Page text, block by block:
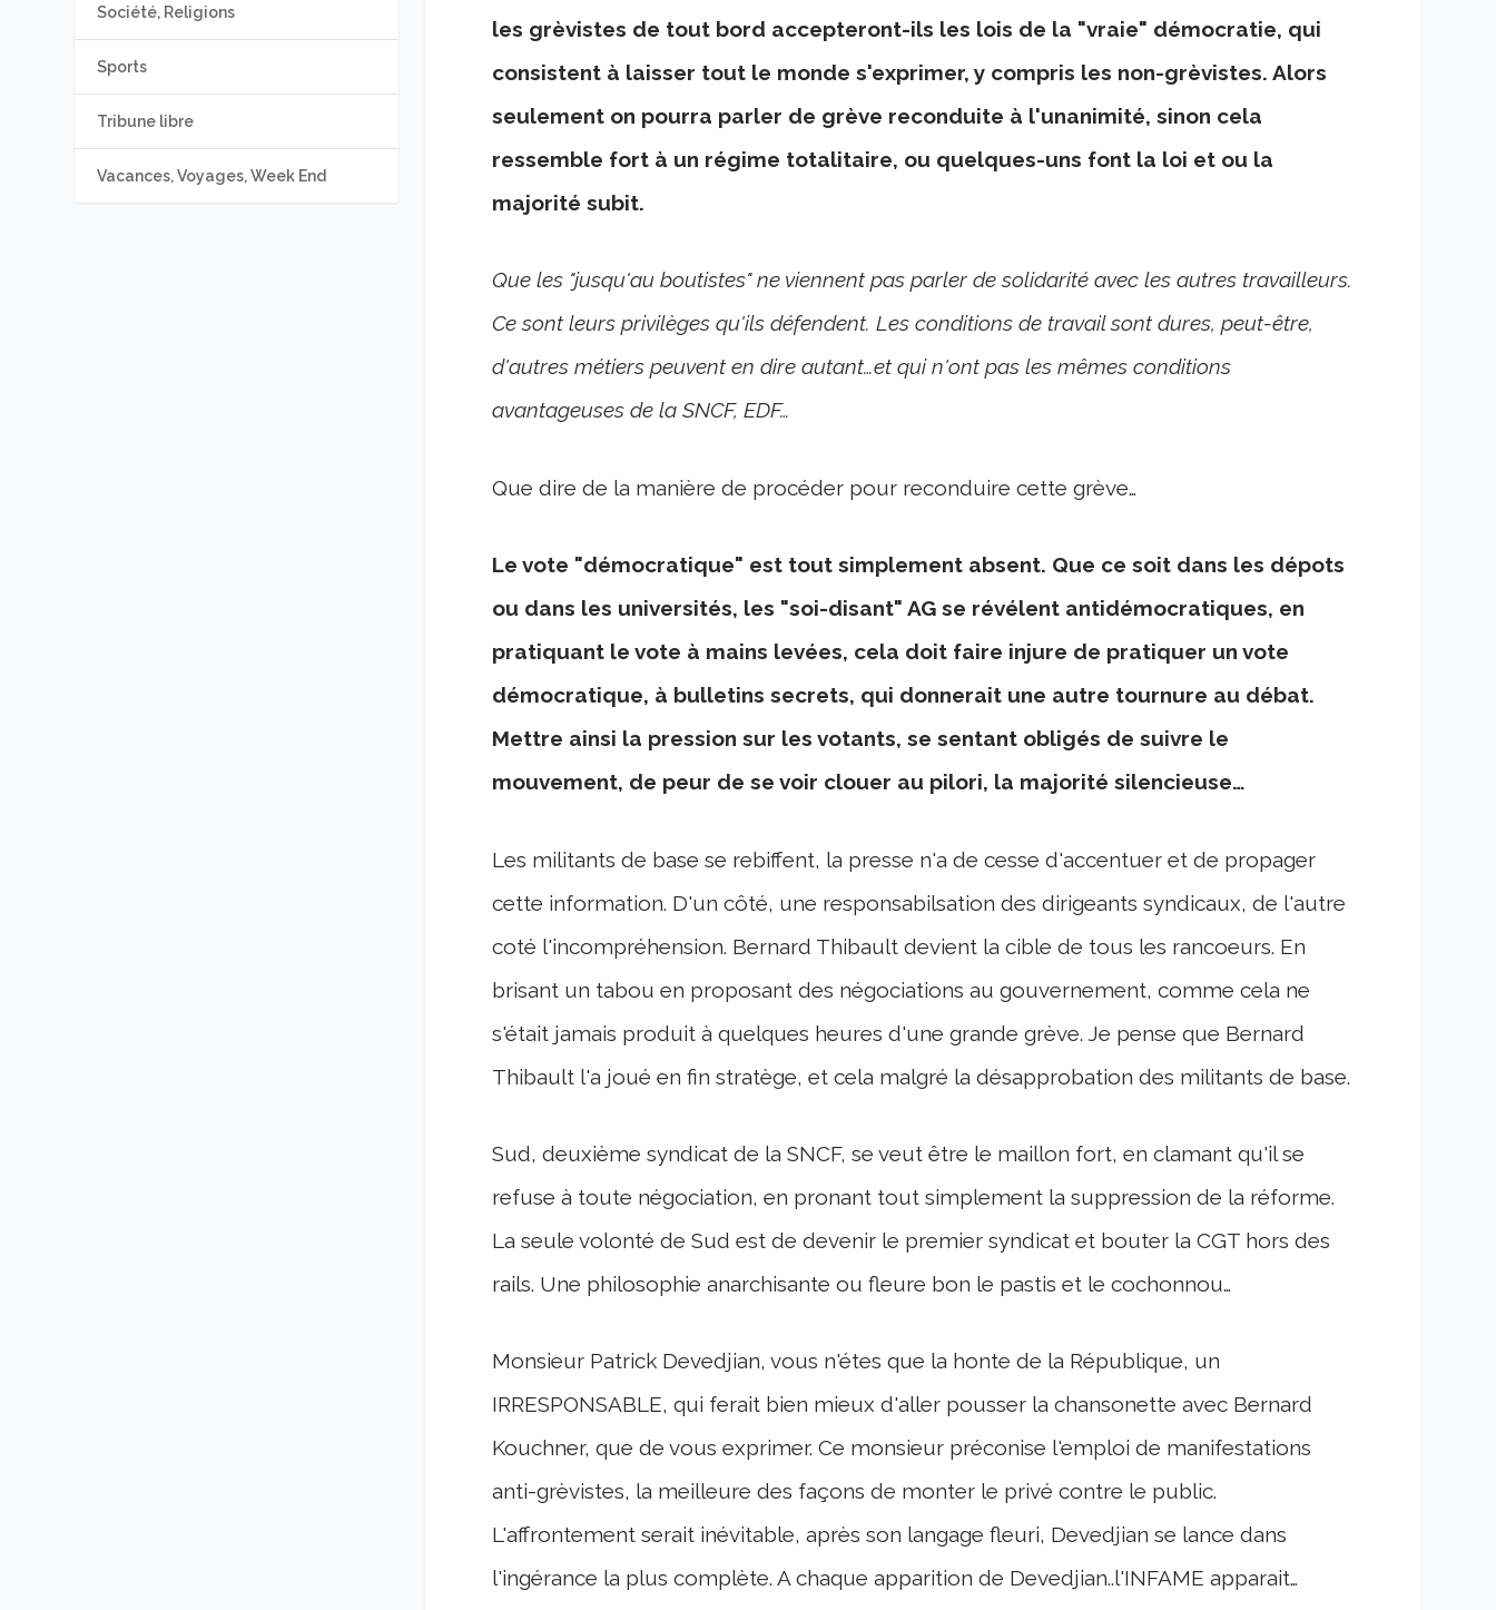
les grèvistes de tout bord accepteront-ils les lois de la "vraie" démocratie, qui
consistent à laisser tout le monde s'exprimer, y compris les non-grèvistes. Alors
seulement on pourra parler de grève reconduite à l'unanimité, sinon cela
ressemble fort à un régime totalitaire, ou quelques-uns font la loi et ou la
majorité subit.
Que les "jusqu'au boutistes" ne viennent pas parler de solidarité avec les autres travailleurs.
Ce sont leurs privilèges qu'ils défendent. Les conditions de travail sont dures, peut-être,
d'autres métiers peuvent en dire autant…et qui n'ont pas les mêmes conditions
avantageuses de la SNCF, EDF…
Que dire de la manière de procéder pour reconduire cette grève…
Le vote "démocratique" est tout simplement absent. Que ce soit dans les dépots
ou dans les universités, les "soi-disant" AG se révélent antidémocratiques, en
pratiquant le vote à mains levées, cela doit faire injure de pratiquer un vote
démocratique, à bulletins secrets, qui donnerait une autre tournure au débat.
Mettre ainsi la pression sur les votants, se sentant obligés de suivre le
mouvement, de peur de se voir clouer au pilori, la majorité silencieuse…
Les militants de base se rebiffent, la presse n'a de cesse d'accentuer et de propager
cette information. D'un côté, une responsabilsation des dirigeants syndicaux, de l'autre
coté l'incompréhension. Bernard Thibault devient la cible de tous les rancoeurs. En
brisant un tabou en proposant des négociations au gouvernement, comme cela ne
s'était jamais produit à quelques heures d'une grande grève. Je pense que Bernard
Thibault l'a joué en fin stratège, et cela malgré la désapprobation des militants de base.
Sud, deuxième syndicat de la SNCF, se veut être le maillon fort, en clamant qu'il se
refuse à toute négociation, en pronant tout simplement la suppression de la réforme.
La seule volonté de Sud est de devenir le premier syndicat et bouter la CGT hors des
rails. Une philosophie anarchisante ou fleure bon le pastis et le cochonnou…
Monsieur Patrick Devedjian, vous n'étes que la honte de la République, un
IRRESPONSABLE, qui ferait bien mieux d'aller pousser la chansonette avec Bernard
Kouchner, que de vous exprimer. Ce monsieur préconise l'emploi de manifestations
anti-grèvistes, la meilleure des façons de monter le privé contre le public.
L'affrontement serait inévitable, après son langage fleuri, Devedjian se lance dans
l'ingérance la plus complète. A chaque apparition de Devedjian..l'INFAME apparait…
Société, Religions
Sports
Tribune libre
Vacances, Voyages, Week End